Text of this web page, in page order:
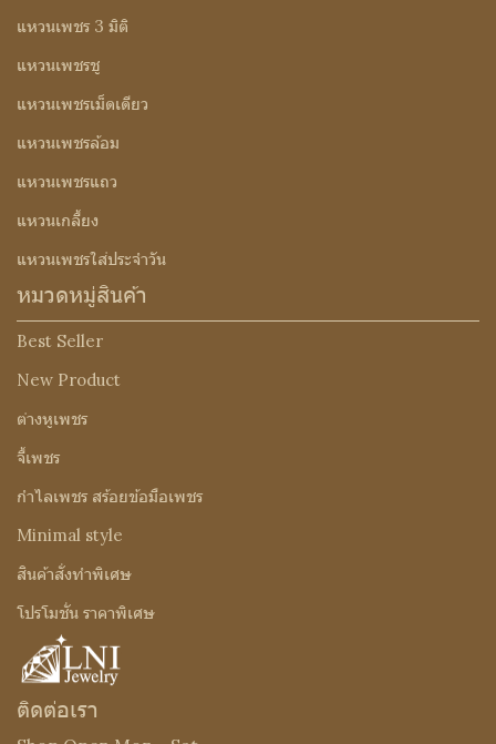
แหวนเพชร 3 มิติ
แหวนเพชรชู
แหวนเพชรเม็ดเดียว
แหวนเพชรล้อม
แหวนเพชรแถว
แหวนเกลี้ยง
แหวนเพชรใส่ประจำวัน
หมวดหมู่สินค้า
Best Seller
New Product
ต่างหูเพชร
จี้เพชร
กำไลเพชร สร้อยข้อมือเพชร
Minimal style
สินค้าสั่งทำพิเศษ
โปรโมชั่น ราคาพิเศษ
ติดต่อเรา